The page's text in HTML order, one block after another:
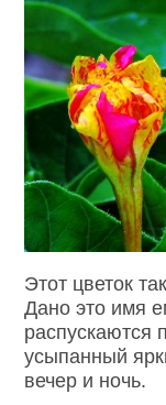
Этот цветок
Дано это имя
распускаются
усыпанный
вечер и ночь.